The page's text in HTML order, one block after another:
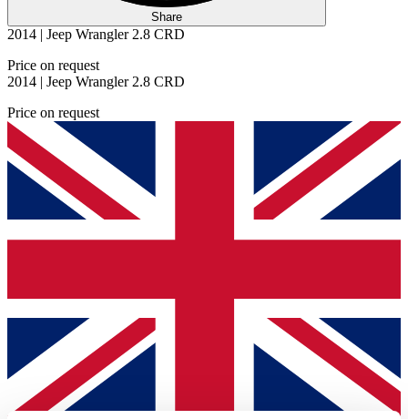
Share
2014 | Jeep Wrangler 2.8 CRD
Price on request
2014 | Jeep Wrangler 2.8 CRD
Price on request